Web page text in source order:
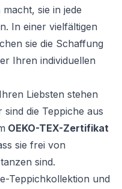
sie in jede
In einer vielfältigen
sie die Schaffung
Ihren individuellen
Liebsten stehen
die Teppiche aus
OEKO-TEX-Zertifikat
sie frei von
sind.
Teppichkollektion und